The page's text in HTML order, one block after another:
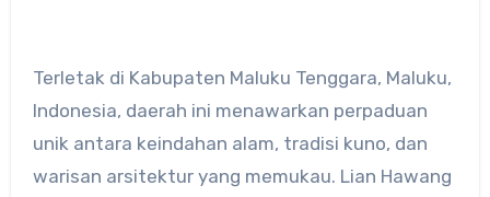
Terletak di Kabupaten Maluku Tenggara, Maluku,
Indonesia, daerah ini menawarkan perpaduan
unik antara keindahan alam, tradisi kuno, dan
warisan arsitektur yang memukau. Lian Hawang